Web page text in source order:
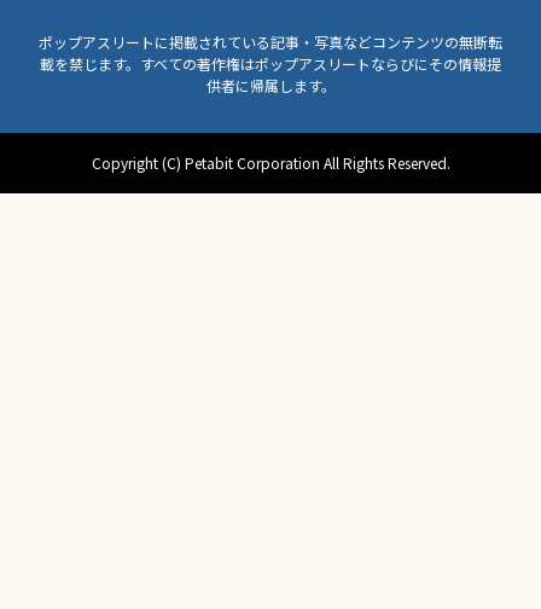
ポップアスリートに掲載されている記事・写真などコンテンツの無断転
載を禁じます。すべての著作権はポップアスリートならびにその情報提
供者に帰属します。
Copyright (C) Petabit Corporation All Rights Reserved.